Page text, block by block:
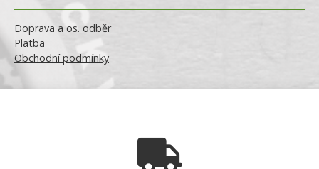
Doprava a os. odběr
Platba
Obchodní podmínky